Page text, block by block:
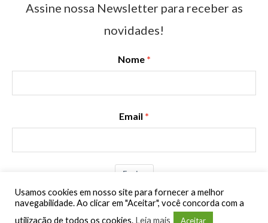
Assine nossa Newsletter para receber as
novidades!
Nome
Email
Enviar
É NOSE LONGBOARD I CNPJ 57.521.463/0001-16
COPYRIGHT© 2026
Usamos cookies em nosso site para fornecer a melhor
navegabilidade. Ao clicar em "Aceitar", você concorda com a
utilização de todos os cookies. Leia mais Aceitar